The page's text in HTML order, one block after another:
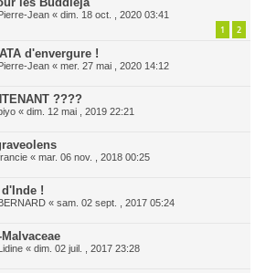
Jean « dim. 18 oct. , 2020 03:41
1 2
d'envergure !
Jean « mer. 27 mai , 2020 14:12
????
« dim. 12 mai , 2019 22:21
« mar. 06 nov. , 2018 00:25
!
« sam. 02 sept. , 2017 05:24
« dim. 02 juil. , 2017 23:28